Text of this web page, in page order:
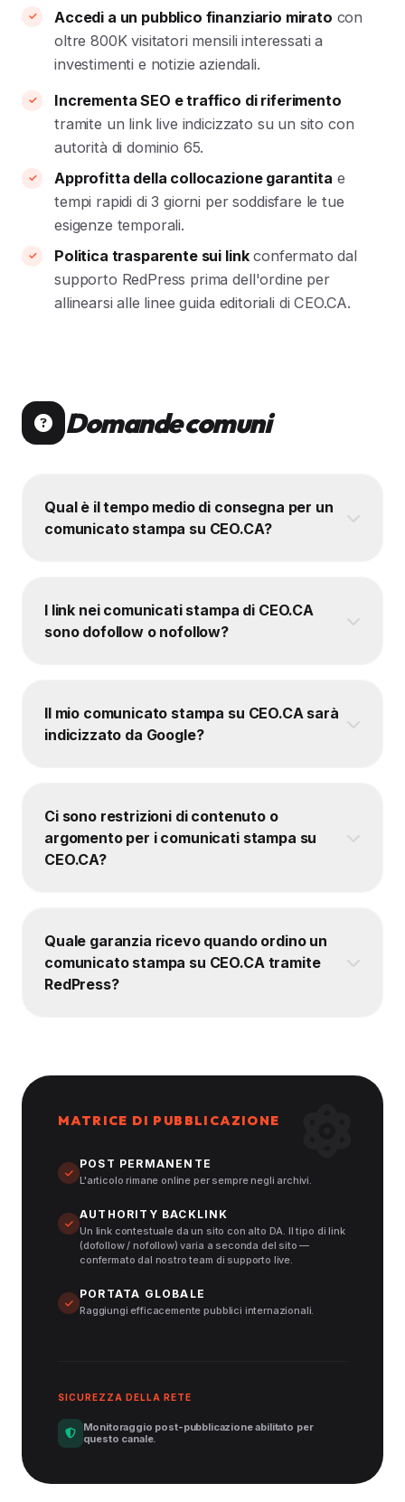
Accedi a un pubblico finanziario mirato con
oltre 800K visitatori mensili interessati a
investimenti e notizie aziendali.
Incrementa SEO e traffico di riferimento
tramite un link live indicizzato su un sito con
autorità di dominio 65.
Approfitta della collocazione garantita e
tempi rapidi di 3 giorni per soddisfare le tue
esigenze temporali.
Politica trasparente sui linkconfermato dal
supporto RedPress prima dell'ordine per
allinearsi alle linee guida editoriali di CEO.CA.
Domande comuni
Qual è il tempo medio di consegna per un
comunicato stampa su CEO.CA?
I link nei comunicati stampa di CEO.CA
sono dofollow o nofollow?
Il mio comunicato stampa su CEO.CA sarà
indicizzato da Google?
Ci sono restrizioni di contenuto o
argomento per i comunicati stampa su
CEO.CA?
Quale garanzia ricevo quando ordino un
comunicato stampa su CEO.CA tramite
RedPress?
MATRICE DI PUBBLICAZIONE
POST PERMANENTE
L'articolo rimane online per sempre negli archivi.
AUTHORITY BACKLINK
Un link contestuale da un sito con alto DA. Il tipo di link
(dofollow / nofollow) varia a seconda del sito —
confermato dal nostro team di supporto live.
PORTATA GLOBALE
Raggiungi efficacemente pubblici internazionali.
SICUREZZA DELLA RETE
Monitoraggio post-pubblicazione abilitato per
questo canale.